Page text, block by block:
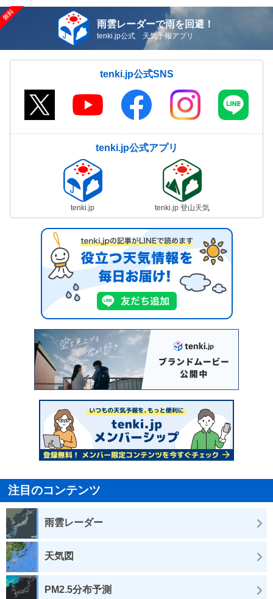
雨雲レーダーで雨を回避！
tenki.jp公式 天気予報アプリ
tenki.jp公式SNS
tenki.jp公式アプリ
tenki.jp tenki.jp 登山天気
注目のコンテンツ
雨雲レーダー
天気図
PM2.5分布予測